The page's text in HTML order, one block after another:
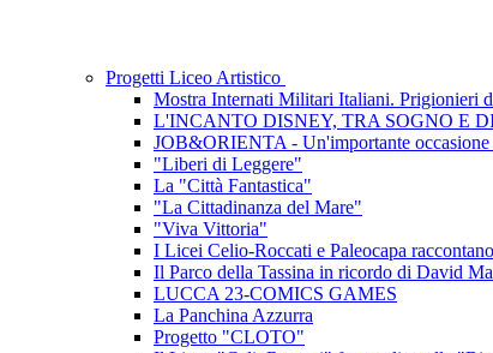
Progetti Liceo Artistico
Mostra Internati Militari Italiani. Prigionieri
L'INCANTO DISNEY, TRA SOGNO E
JOB&ORIENTA - Un'importante occasione
"Liberi di Leggere"
La "Città Fantastica"
"La Cittadinanza del Mare"
"Viva Vittoria"
I Licei Celio-Roccati e Paleocapa
Il Parco della Tassina in ricordo di David
LUCCA 23-COMICS GAMES
La Panchina Azzurra
Progetto "CLOTO"